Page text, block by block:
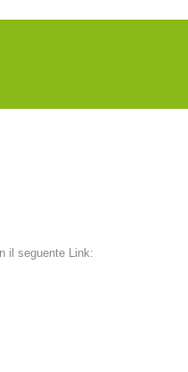
il seguente Link: